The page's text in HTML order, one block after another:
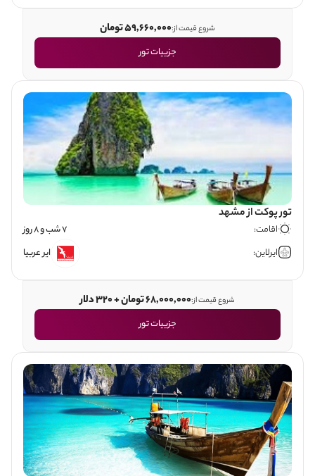
شروع قیمت از:59,660,000 تومان
جزییات تور
تور پوکت از مشهد
اقامت:
7 شب و 8 روز
ایرلاین:
ایر عربیا
شروع قیمت از:68,000,000 تومان + 320 دلار
جزییات تور